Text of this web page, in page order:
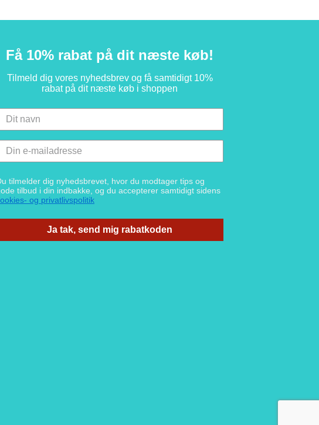
Få 10% rabat på dit næste køb!
Tilmeld dig vores nyhedsbrev og få samtidigt 10%
rabat på dit næste køb i shoppen
tilmelder dig nyhedsbrevet, hvor du modtager tips og
tilbud i din indbakke, og du accepterer samtidigt sidens
og privatlivspolitik
Ja tak, send mig rabatkoden